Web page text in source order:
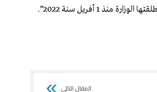
1 أفريل سنة 2022”.